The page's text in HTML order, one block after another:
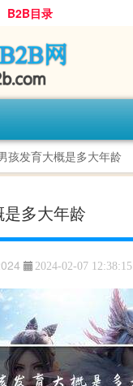
B2B目录
孩发育大概是多大年龄
多大年龄
2024-02-07 12:38:15